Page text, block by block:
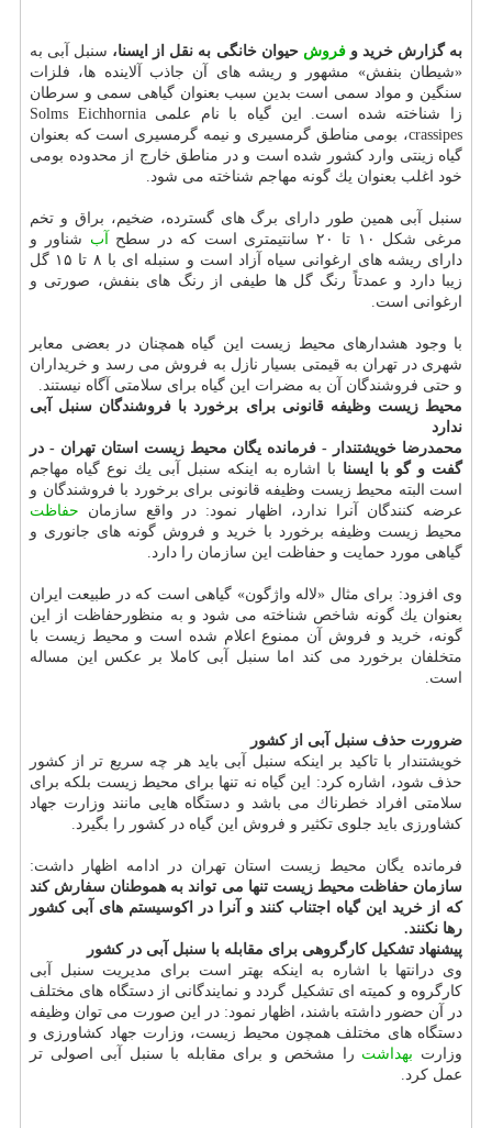
به گزارش خرید وفروش حیوان خانگی به نقل از ایسنا، سنبل آبی به
«شیطان بنفش» مشهور و ریشه های آن جاذب آلاینده ها، فلزات
سنگین و مواد سمی است بدین سبب بعنوان گیاهی سمی و سرطان
زا شناخته شده است. این گیاه با نام علمی Solms Eichhornia
crassipes، بومی مناطق گرمسیری و نیمه گرمسیری است كه بعنوان
گیاه زینتی وارد كشور شده است و در مناطق خارج از محدوده بومی
خود اغلب بعنوان یك گونه مهاجم شناخته می شود.
سنبل آبی همین طور دارای برگ های گسترده، ضخیم، براق و تخم
مرغی شكل ۱۰ تا ۲۰ سانتیمتری است كه در سطح
آب شناور و
دارای ریشه های ارغوانی سیاه آزاد است و سنبله ای با ۸ تا ۱۵ گل
زیبا دارد و عمدتاً رنگ گل ها طیفی از رنگ های بنفش، صورتی و
ارغوانی است.
با وجود هشدارهای محیط زیست این گیاه همچنان در بعضی معابر
شهری در تهران به قیمتی بسیار نازل به فروش می رسد و خریداران
و حتی فروشندگان آن به مضرات این گیاه برای سلامتی آگاه نیستند.
محیط زیست وظیفه قانونی برای برخورد با فروشندگان سنبل آبی
ندارد
محمدرضا خویشتندار - فرمانده یگان محیط زیست استان تهران - در
گفت و گو با ایسنا با اشاره به اینكه سنبل آبی یك نوع گیاه مهاجم
است البته محیط زیست وظیفه قانونی برای برخورد با فروشندگان و
عرضه كنندگان آنرا ندارد، اظهار نمود: در واقع سازمان حفاظت
محیط زیست وظیفه برخورد با خرید و فروش گونه های جانوری و
گیاهی مورد حمایت و حفاظت این سازمان را دارد.
وی افزود: برای مثال «لاله واژگون» گیاهی است كه در طبیعت ایران
بعنوان یك گونه شاخص شناخته می شود و به منظورحفاظت از این
گونه، خرید و فروش آن ممنوع اعلام شده است و محیط زیست با
متخلفان برخورد می كند اما سنبل آبی كاملا بر عكس این مساله
است.
ضرورت حذف سنبل آبی از كشور
خویشتندار با تاكید بر اینكه سنبل آبی باید هر چه سریع تر از كشور
حذف شود، اشاره كرد: این گیاه نه تنها برای محیط زیست بلكه برای
سلامتی افراد خطرناك می باشد و دستگاه هایی مانند وزارت جهاد
كشاورزی باید جلوی تكثیر و فروش این گیاه در كشور را بگیرد.
فرمانده یگان محیط زیست استان تهران در ادامه اظهار داشت:
سازمان حفاظت محیط زیست تنها می تواند به هموطنان سفارش كند
كه از خرید این گیاه اجتناب كنند و آنرا در اكوسیستم های آبی كشور
رها نكنند.
پیشنهاد تشكیل كارگروهی برای مقابله با سنبل آبی در كشور
وی درانتها با اشاره به اینكه بهتر است برای مدیریت سنبل آبی
كارگروه و كمیته ای تشكیل گردد و نمایندگانی از دستگاه های مختلف
در آن حضور داشته باشند، اظهار نمود: در این صورت می توان وظیفه
دستگاه های مختلف همچون محیط زیست، وزارت جهاد كشاورزی و
وزارت بهداشت را مشخص و برای مقابله با سنبل آبی اصولی تر
عمل كرد.